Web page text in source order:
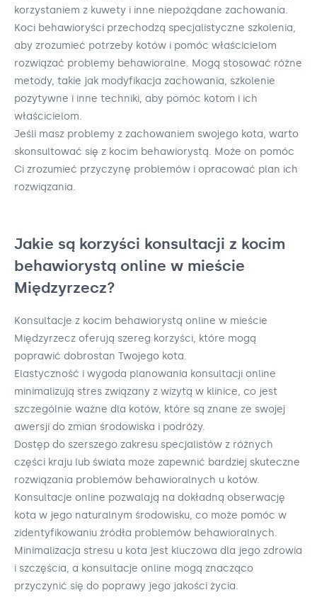
korzystaniem z kuwety i inne niepożądane zachowania.
Koci behawioryści przechodzą specjalistyczne szkolenia,
aby zrozumieć potrzeby kotów i pomóc właścicielom
rozwiązać problemy behawioralne. Mogą stosować różne
metody, takie jak modyfikacja zachowania, szkolenie
pozytywne i inne techniki, aby pomóc kotom i ich
właścicielom.
Jeśli masz problemy z zachowaniem swojego kota, warto
skonsultować się z kocim behawiorystą. Może on pomóc
Ci zrozumieć przyczynę problemów i opracować plan ich
rozwiązania.
Jakie są korzyści konsultacji z kocim
behawiorystą online w mieście
Międzyrzecz?
Konsultacje z kocim behawiorystą online w mieście
Międzyrzecz oferują szereg korzyści, które mogą
poprawić dobrostan Twojego kota.
Elastyczność i wygoda planowania konsultacji online
minimalizują stres związany z wizytą w klinice, co jest
szczególnie ważne dla kotów, które są znane ze swojej
awersji do zmian środowiska i podróży.
Dostęp do szerszego zakresu specjalistów z różnych
części kraju lub świata może zapewnić bardziej skuteczne
rozwiązania problemów behawioralnych u kotów.
Konsultacje online pozwalają na dokładną obserwację
kota w jego naturalnym środowisku, co może pomóc w
zidentyfikowaniu źródła problemów behawioralnych.
Minimalizacja stresu u kota jest kluczowa dla jego zdrowia
i szczęścia, a konsultacje online mogą znacząco
przyczynić się do poprawy jego jakości życia.